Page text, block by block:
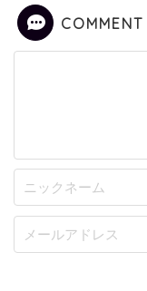
COMMENT